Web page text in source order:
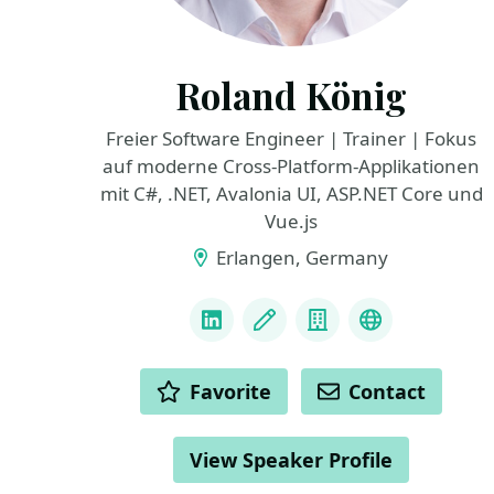
Roland König
Freier Software Engineer | Trainer | Fokus
auf moderne Cross-Platform-Applikationen
mit C#, .NET, Avalonia UI, ASP.NET Core und
Vue.js
Erlangen, Germany
LinkedInBlog CompanyGitHub
ACTIONS Favorite Contact
View Speaker Profile